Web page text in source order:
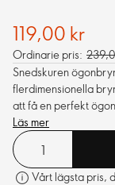
119,00 kr
Ordinarie pris:
Snedskuren
flerdimensionella
att få en perfekt
Läs mer
Vårt lägsta pris,